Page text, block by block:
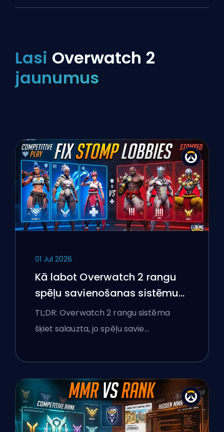
Lasi Overwatch 2
jaunumus
01 Jul 2026
Kā labot Overwatch 2 rangu
spēļu savienošanas sistēmu
un pārlieku izteiktas spēles
TL;DR: Overwatch 2 rangu sistēma
šķiet salauzta, jo spēļu savie…